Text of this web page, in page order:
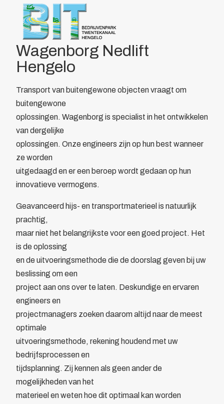
Over BIT
Bestuur
Doelstelling
Voordelen
Parkmanagement
Beheer bedrijvenpark Twentekanaal
Calamiteitenkaart
Veiligheid
Wijkagent
KVO
Cybercrime
AED
Camera in Beeld
Duurzaamheid
Collectief
Beveiliging
Bewegwijzering
Brandverzekering
Energiekosten Besparing
Juridische dienstverlening
Veiligheidsopleidingen
Leden
Overzicht
Ledenpas
Agenda
Actueel
Contact
Lid worden
Home / Leden / Overzicht
Wagenborg Nedlift Hengelo
Wagenborg Nedlift
Hengelo
Transport van buitengewone objecten vraagt om
buitengewone
oplossingen. Wagenborg is specialist in het ontwikkelen
van dergelijke
oplossingen. Onze engineers zijn op hun best wanneer
ze worden
uitgedaagd en er een beroep wordt gedaan op hun
innovatieve vermogens.
Geavanceerd hijs- en transportmaterieel is natuurlijk
prachtig,
maar niet het belangrijkste voor een goed project. Het
is de oplossing
en de uitvoeringsmethode die de doorslag geven bij uw
beslissing om een
project aan ons over te laten. Deskundige en ervaren
engineers en
projectmanagers zoeken daarom altijd naar de meest
optimale
uitvoeringsmethode, rekening houdend met uw
bedrijfsprocessen en
tijdsplanning. Zij kennen als geen ander de
mogelijkheden van het
materieel en weten hoe dit optimaal kan worden